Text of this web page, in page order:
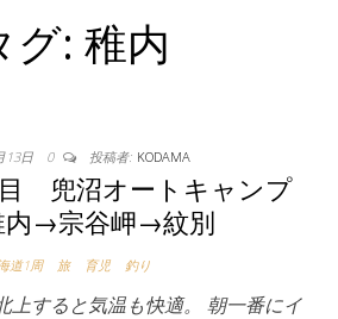
グ: 稚内
13日 0 投稿者: KODAMA
兜沼オートキャンプ
→宗谷岬→紋別
道1周 旅 育児 釣り
上すると気温も快適。 朝一番にイ